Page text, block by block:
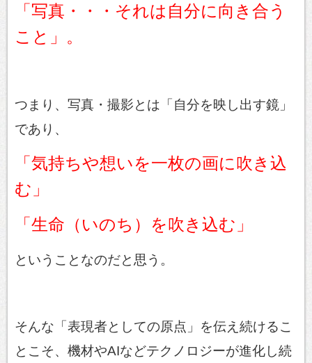
「写真・・・それは自分に向き合う
こと」。
つまり、写真・撮影とは 「自分を映し出す鏡」
であり、
「気持ちや想いを一枚の画に吹き込
む」
「生命（いのち）を吹き込む」
ということなのだと思う。
そんな 「表現者としての原点」を伝え続けるこ
とこそ、機材やAIなどテクノロジーが進化し続